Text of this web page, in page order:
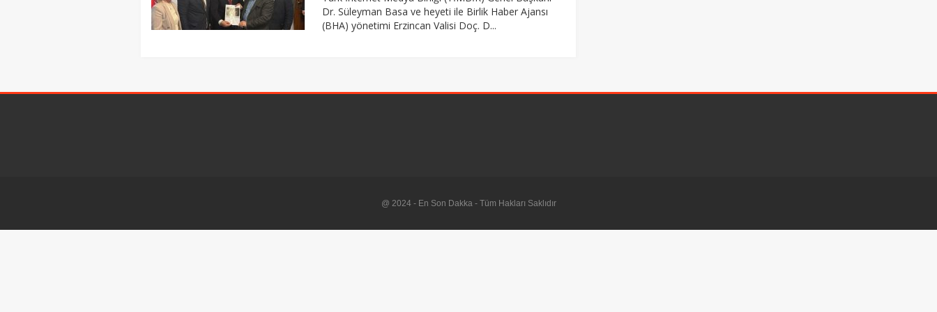
Dr. Süleyman Basa ve heyeti ile Birlik Haber Ajansı
(BHA) yönetimi Erzincan Valisi Doç. D...
@ 2024 - En Son Dakka - Tüm Hakları Saklıdır